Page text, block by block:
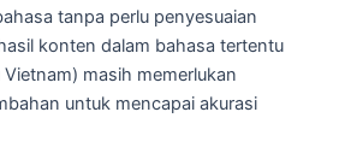
tanpa perlu penyesuaian
konten dalam bahasa tertentu
masih memerlukan
untuk mencapai akurasi